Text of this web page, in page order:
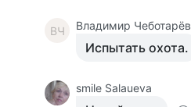
ВЧ Владимир Чеботарёв
Испытать охота.
smile Salaueva